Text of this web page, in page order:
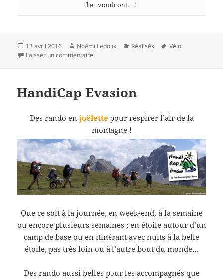
le voudront !
Publié
le
13 avril 2016 Auteur
Noémi Ledoux Catégories
Réalisés
Mots-
Vélo
Laisser un commentaire
HandiCap Evasion
Des rando enjoëlette pour respirer l’air de la
montagne !
Que ce soit à la journée, en week-end, à la semaine
ou encore plusieurs semaines ; en étoile autour d’un
camp de base ou en itinérant avec nuits à la belle
étoile, pas très loin ou à l’autre bout du monde…
Des rando aussi belles pour les accompagnés que